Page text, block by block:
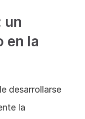
un
en la
desarrollarse
la